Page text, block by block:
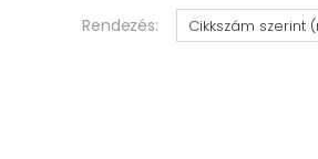
Rendezés: